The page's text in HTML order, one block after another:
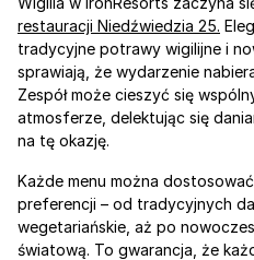
restauracji Niedźwiedzia 25.
tradycyjne potrawy wigilijne i
sprawiają, że wydarzenie
Zespół może cieszyć się
atmosferze, delektując się
na tę okazję.
Każde menu można
preferencji – od tradycyjnych
wegetariańskie, aż po
światową. To gwarancja, że